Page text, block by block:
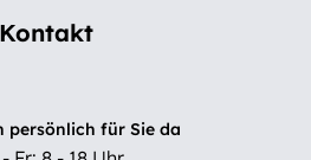
Kontakt
persönlich für Sie da